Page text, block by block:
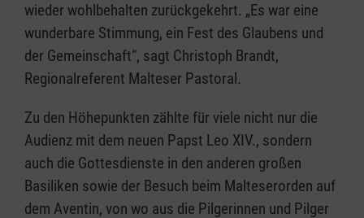
wieder wohlbehalten zurückgekehrt. „Es war eine
wunderbare Stimmung, ein Fest des Glaubens und
der Gemeinschaft“, sagt Christoph Brandt,
Regionalreferent Malteser Pastoral.
Zu den Höhepunkten zählte für viele nicht nur die
Audienz mit dem neuen Papst Leo XIV., sondern
auch die Gottesdienste in den anderen großen
Basiliken sowie der Besuch beim Malteserorden auf
dem Aventin, von wo aus die Pilgerinnen und Pilger